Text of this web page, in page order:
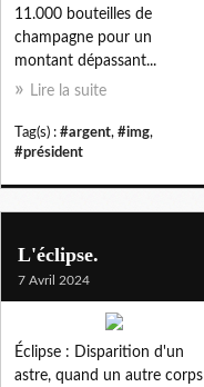
11.000 bouteilles de
champagne pour un
montant dépassant...
Lire la suite
Tag(s) : #argent, #img,
#président
L'éclipse.
7 Avril 2024
Éclipse : Disparition d'un
astre, quand un autre corps